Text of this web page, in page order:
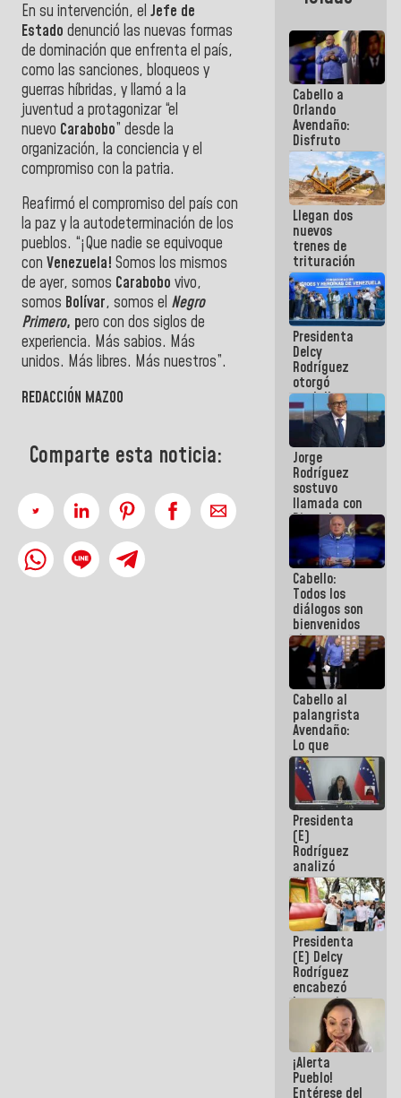
En su intervención, el Jefe de
Estado denunció las nuevas formas
de dominación que enfrenta el país,
como las sanciones, bloqueos y
guerras híbridas, y llamó a la
juventud a protagonizar “el
nuevo Carabobo” desde la
organización, la conciencia y el
compromiso con la patria.
Reafirmó el compromiso del país con
la paz y la autodeterminación de los
pueblos. “¡Que nadie se equivoque
con Venezuela! Somos los mismos
de ayer, somos Carabobo vivo,
somos Bolívar, somos el Negro
Primero, pero con dos siglos de
experiencia. Más sabios. Más
unidos. Más libres. Más nuestros”.
REDACCIÓN MAZOO
Comparte esta noticia:
Cabello a
Orlando
Avendaño:
Disfruto
cada vez
que escribes
porque lo
que haces
es
embarrarla
Llegan dos
nuevos
trenes de
trituración
para
optimizar
manejo de
escombros
en La Guaira
Presidenta
Delcy
Rodríguez
otorgó
medalla
"Héroe de
Venezuela"
a servidores
públicos
Jorge
Rodríguez
sostuvo
llamada con
Dinorah
Figuera y
acuerdan
primer
encuentro
presencial
para el
diálogo
Cabello:
Todos los
diálogos son
bienvenidos
siempre que
estén en el
marco de la
Constitución
de la
República
Cabello al
palangrista
Avendaño:
Lo que
vayas a
escribir
hazlo hoy
por que no
sabemos si
la semana
que viene
hay
programa
Presidenta
(E)
Rodríguez
analizó
junto a
gobernadores
planes de
recuperación
del Sistema
Eléctrico
Nacional
Presidenta
(E) Delcy
Rodríguez
encabezó
lanzamiento
del Plan
Nacional de
Recreación
Vacacional
¡Alerta
Pueblo!
Entérese del